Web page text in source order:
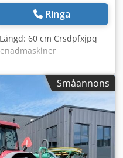
Ringa
60 cm Crsdpfxjpq
Småannons